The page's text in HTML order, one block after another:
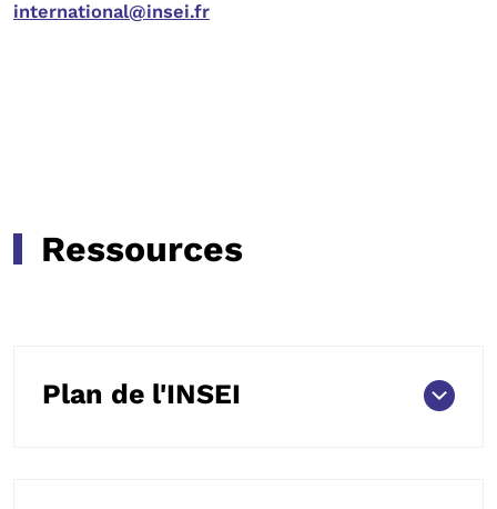
international@insei.fr
Ressources
Plan de l'INSEI